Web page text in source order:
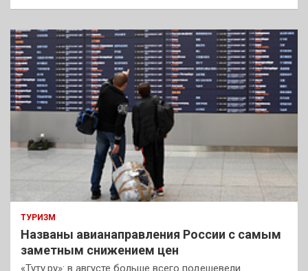
к
ТУРИЗМ
Названы авианаправления России с самым
заметным снижением цен
«Туту.ру»: в августе больше всего подешевели